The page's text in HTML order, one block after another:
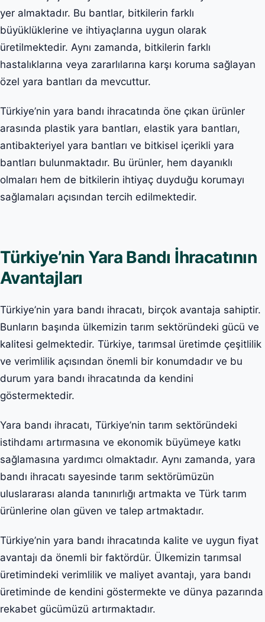
yer almaktadır. Bu bantlar, bitkilerin farklı
büyüklüklerine ve ihtiyaçlarına uygun olarak
üretilmektedir. Aynı zamanda, bitkilerin farklı
hastalıklarına veya zararlılarına karşı koruma sağlayan
özel yara bantları da mevcuttur.
Türkiye’nin yara bandı ihracatında öne çıkan ürünler
arasında plastik yara bantları, elastik yara bantları,
antibakteriyel yara bantları ve bitkisel içerikli yara
bantları bulunmaktadır. Bu ürünler, hem dayanıklı
olmaları hem de bitkilerin ihtiyaç duyduğu korumayı
sağlamaları açısından tercih edilmektedir.
Türkiye’nin Yara Bandı İhracatının
Avantajları
Türkiye’nin yara bandı ihracatı, birçok avantaja sahiptir.
Bunların başında ülkemizin tarım sektöründeki gücü ve
kalitesi gelmektedir. Türkiye, tarımsal üretimde çeşitlilik
ve verimlilik açısından önemli bir konumdadır ve bu
durum yara bandı ihracatında da kendini
göstermektedir.
Yara bandı ihracatı, Türkiye’nin tarım sektöründeki
istihdamı artırmasına ve ekonomik büyümeye katkı
sağlamasına yardımcı olmaktadır. Aynı zamanda, yara
bandı ihracatı sayesinde tarım sektörümüzün
uluslararası alanda tanınırlığı artmakta ve Türk tarım
ürünlerine olan güven ve talep artmaktadır.
Türkiye’nin yara bandı ihracatında kalite ve uygun fiyat
avantajı da önemli bir faktördür. Ülkemizin tarımsal
üretimindeki verimlilik ve maliyet avantajı, yara bandı
üretiminde de kendini göstermekte ve dünya pazarında
rekabet gücümüzü artırmaktadır.